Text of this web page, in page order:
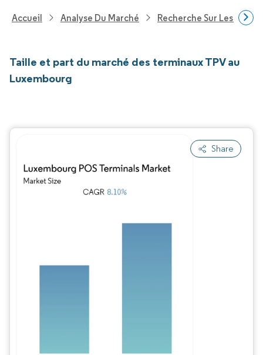
Accueil Analyse Du Marché Recherche Sur Les
Taille et part du marché des terminaux TPV au
Luxembourg
Share